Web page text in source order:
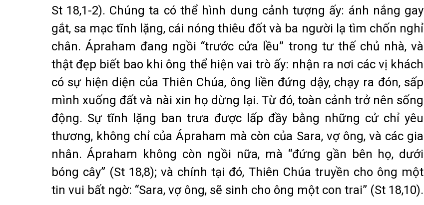
St 18,1-2). Chúng ta có thể hình dung cảnh tượng ấy: ánh nắng gay
gắt, sa mạc tĩnh lặng, cái nóng thiêu đốt và ba người lạ tìm chốn nghỉ
chân. Ápraham đang ngồi “trước cửa lều” trong tư thế chủ nhà, và
thật đẹp biết bao khi ông thể hiện vai trò ấy: nhận ra nơi các vị khách
có sự hiện diện của Thiên Chúa, ông liền đứng dậy, chạy ra đón, sấp
mình xuống đất và nài xin họ dừng lại. Từ đó, toàn cảnh trở nên sống
động. Sự tĩnh lặng ban trưa được lấp đầy bằng những cử chỉ yêu
thương, không chỉ của Ápraham mà còn của Sara, vợ ông, và các gia
nhân. Ápraham không còn ngồi nữa, mà “đứng gần bên họ, dưới
bóng cây” (St 18,8); và chính tại đó, Thiên Chúa truyền cho ông một
tin vui bất ngờ: “Sara, vợ ông, sẽ sinh cho ông một con trai” (St 18,10).